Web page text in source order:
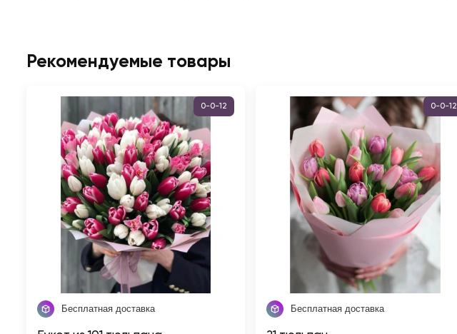
Рекомендуемые товары
0-0-12
Бесплатная доставка
0-0-12
Бесплатная доставка